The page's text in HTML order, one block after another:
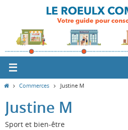
contenu
HomeCommerces Justine M
Justine M
Sport et bien-être